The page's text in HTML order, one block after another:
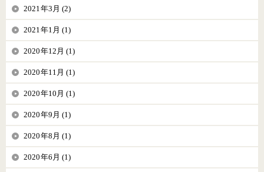
2021年3月 (2)
2021年1月 (1)
2020年12月 (1)
2020年11月 (1)
2020年10月 (1)
2020年9月 (1)
2020年8月 (1)
2020年6月 (1)